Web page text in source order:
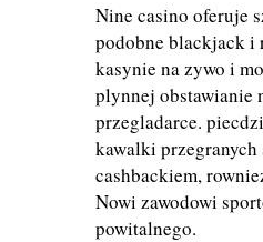
Nine casino oferuje
podobne blackjack i
kasynie na zywo i
plynnej obstawianie
przegladarce.
kawalki
cashbackiem,
Nowi zawodowi
powitalnego.